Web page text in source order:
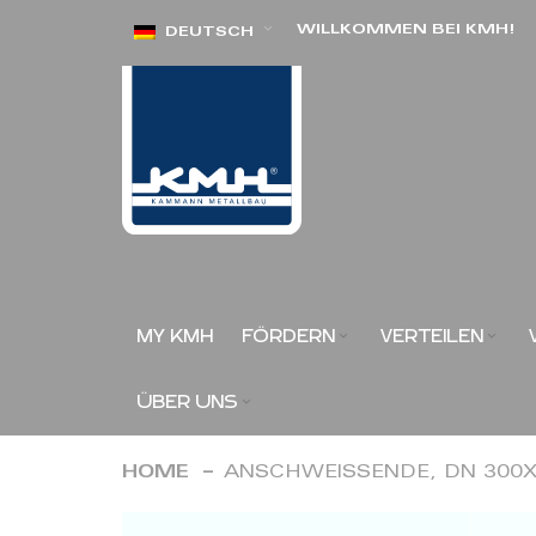
Direkt DEUTSCH WILLKOMMEN BEI KMH!
MY KMH FÖRDERN VERTEILEN
ÜBER UNS
HOME ANSCHWEISSENDE, DN